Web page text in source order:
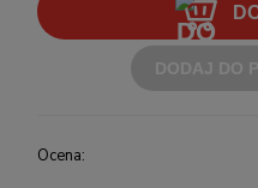
Ocena: